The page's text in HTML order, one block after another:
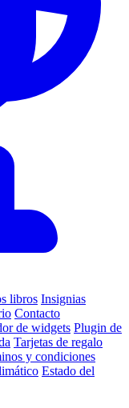
libros Insignias
Contacto
de widgets Plugin de
Tarjetas de regalo
y condiciones
Estado del